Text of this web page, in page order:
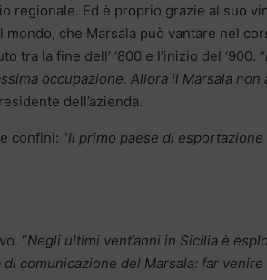
regionale. Ed è proprio grazie al suo
mondo, che Marsala può vantare nel
la fine dell’ ‘800 e l’inizio del ‘900. “
occupazione. Allora il Marsala non
dell’azienda.
confini: “Il primo paese di esportazione
“Negli ultimi vent’anni in Sicilia è
comunicazione del Marsala: far venire